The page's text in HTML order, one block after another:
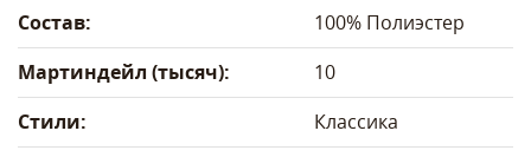
Состав:
100% Полиэстер
Мартиндейл (тысяч):
10
Стили:
Классика